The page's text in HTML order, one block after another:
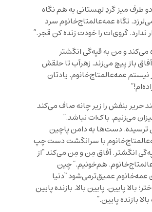
طرف میز گردِ لهستانی به هم نگاه
نگاه عمه‌عالمتاج‌خانوم سرد
ندارد. گروی‌ات را خودت زنده کن قجر.”
می‌کند و من به قپه‌گی انگشتر
باز پیچ می‌زند. زهرآب تا حلقش
نیستم عمه‌عالمتاج‌خانوم. یادتان
حریر بنفش را زیر چانه صاف می‌کند
می‌زنیم. باک‌ات نباشد.”
دست‌ها به دامن پاچین
با سرانگشت دست چپ
انگشتر. آفاق مِن و مِن می‌کند “از
هم‌خونیم.” چین
عمیق‌ترمی‌شود “دنیا
بالا پایین. پایین بالا. بازنده پایین
بالا بازنده پایین.”